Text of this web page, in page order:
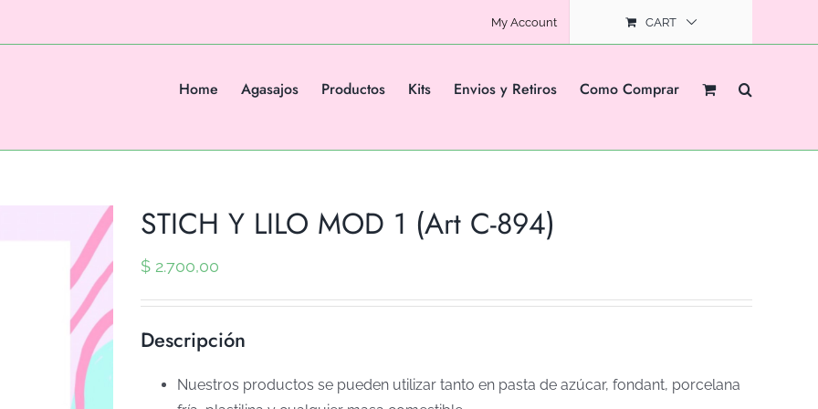
My Account CART
Home Agasajos Productos Kits Envios y Retiros Como Comprar
STICH Y LILO MOD 1 (Art C-894)
$ 2.700,00
Descripción
Nuestros productos se pueden utilizar tanto en pasta de azúcar, fondant, porcelana